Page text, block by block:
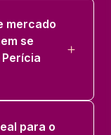
mercado
se
para o